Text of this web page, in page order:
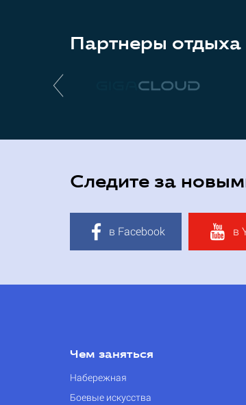
Партнеры отдыха
Следите за
в Facebook в
Чем заняться
Набережная
Боевые искусства